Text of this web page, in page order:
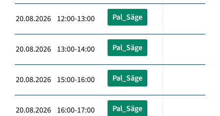
20.08.2026 12:00-13:00 Pal_Säge
20.08.2026 13:00-14:00 Pal_Säge
20.08.2026 15:00-16:00 Pal_Säge
20.08.2026 16:00-17:00 Pal_Säge